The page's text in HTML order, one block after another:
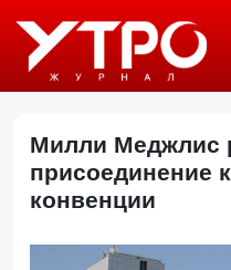
Милли Меджлис
присоединение
конвенции